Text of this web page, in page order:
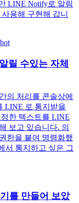
LINE Notify로 알림
용해 구현해 갑니
릴 수있는 자체
의 처리를 콘솔상에
LINE 로 통지받을
한 텍스트를 LINE
보고 있습니다. 의
한을 붙여 명령화했
서 통지하고 싶은 그
를 만들어 보았